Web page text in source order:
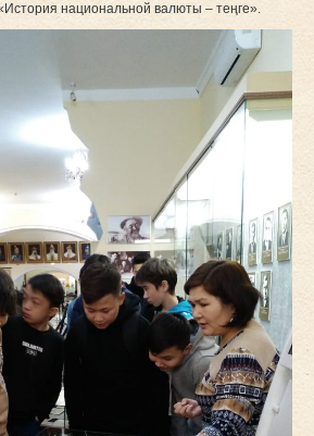
национальной валюты – теңге».